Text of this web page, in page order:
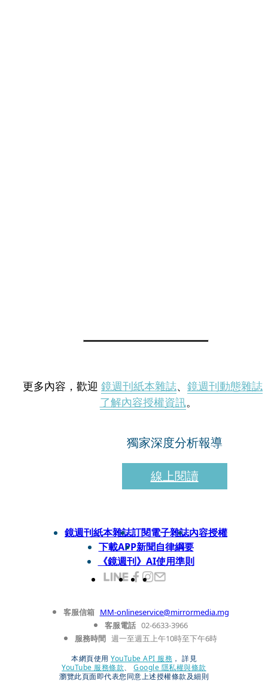
更多內容，歡迎 鏡週刊紙本雜誌、 鏡週刊動態雜誌
了解內容授權資訊。
獨家深度分析報導
線上閱讀
鏡週刊紙本雜誌訂閱電子雜誌內容授權
下載APP新聞自律綱要
《鏡週刊》AI使用準則
客服信箱 MM-onlineservice@mirrormedia.mg
客服電話 02-6633-3966
服務時間 週一至週五上午10時至下午6時
本網頁使用 YouTube API 服務 ， 詳見
YouTube 服務條款、
Google 隱私權與條款
瀏覽此頁面即代表您同意上述授權條款及細則